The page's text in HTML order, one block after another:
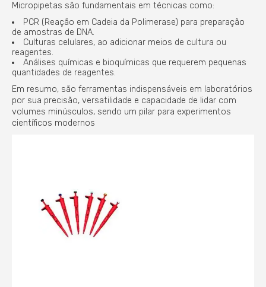
Micropipetas são fundamentais em técnicas como:
PCR (Reação em Cadeia da Polimerase) para preparação
de amostras de DNA.
Culturas celulares, ao adicionar meios de cultura ou
reagentes.
Análises químicas e bioquímicas que requerem pequenas
quantidades de reagentes.
Em resumo, são ferramentas indispensáveis em laboratórios
por sua precisão, versatilidade e capacidade de lidar com
volumes minúsculos, sendo um pilar para experimentos
científicos modernos